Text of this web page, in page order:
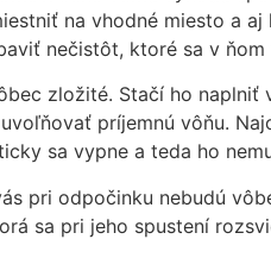
na vhodné miesto a
nečistôt, ktoré sa v
zložité. Stačí ho
príjemnú vôňu.
sa vypne a teda ho
pri odpočinku nebudú
sa pri jeho spustení